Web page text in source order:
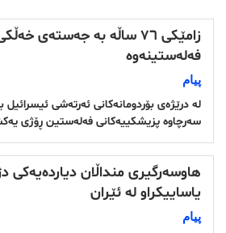
زامێکی ٧٦ ساڵە بە جەستەی
فەلەستینەوە
پیام
لە درێژەی بۆردومانەکانی ئەرتەشی ئیسرائیل
سەرچاوە پزیشکییەکانی فەلەستین ڕۆژی
هاوسەرگیری منداڵان دیاردەیەکی
یاساییکراو لە ئێران
پیام